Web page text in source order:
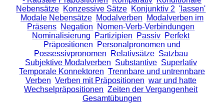
Nebensätze Konzessive Sätze Konjunktiv 2 'lassen'
Modale Nebensätze Modalverben
Modalverben im
Präsens Negation
Nomen-Verb-Verbindungen
Nominalisierung
Partizipien Passiv Perfekt
Präpositionen
Personalpronomen und
Possessivpronomen
Relativsätze Satzbau
Subjektive Modalverben Substantive Superlativ
Temporale Konnektoren Trennbare und untrennbare
Verben Verben mit Präpositionen war und hatte
Wechselpräpositionen Zeiten der Vergangenheit
Gesamtübungen